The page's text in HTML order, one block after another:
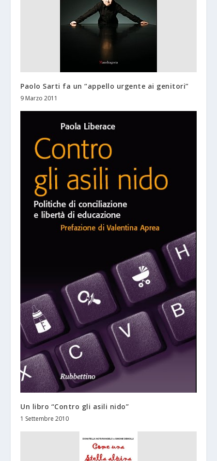
Paolo Sarti fa un “appello urgente ai genitori”
9 Marzo 2011
Un libro “Contro gli asili nido”
1 Settembre 2010